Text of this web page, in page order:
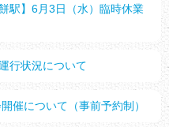
駅】6月3日（水）臨時休業
行状況について
催について（事前予約制）